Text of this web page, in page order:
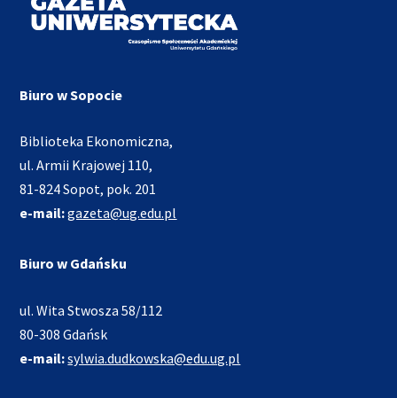
Biuro w Sopocie
Biblioteka Ekonomiczna,
ul. Armii Krajowej 110,
81-824 Sopot, pok. 201
e-mail:gazeta@ug.edu.pl
Biuro w Gdańsku
ul. Wita Stwosza 58/112
80-308 Gdańsk
e-mail:sylwia.dudkowska@edu.ug.pl